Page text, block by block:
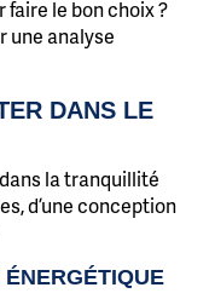
faire le bon choix ?
une analyse
DANS LE
la tranquillité
d’une conception